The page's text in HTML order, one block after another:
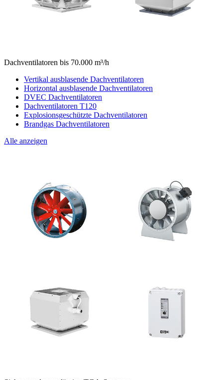
Dachventilatoren bis 70.000 m³/h
Vertikal ausblasende Dachventilatoren
Horizontal ausblasende Dachventilatoren
DVEC Dachventilatoren
Dachventilatoren T120
Explosionsgeschützte Dachventilatoren
Brandgas Dachventilatoren
Alle anzeigen